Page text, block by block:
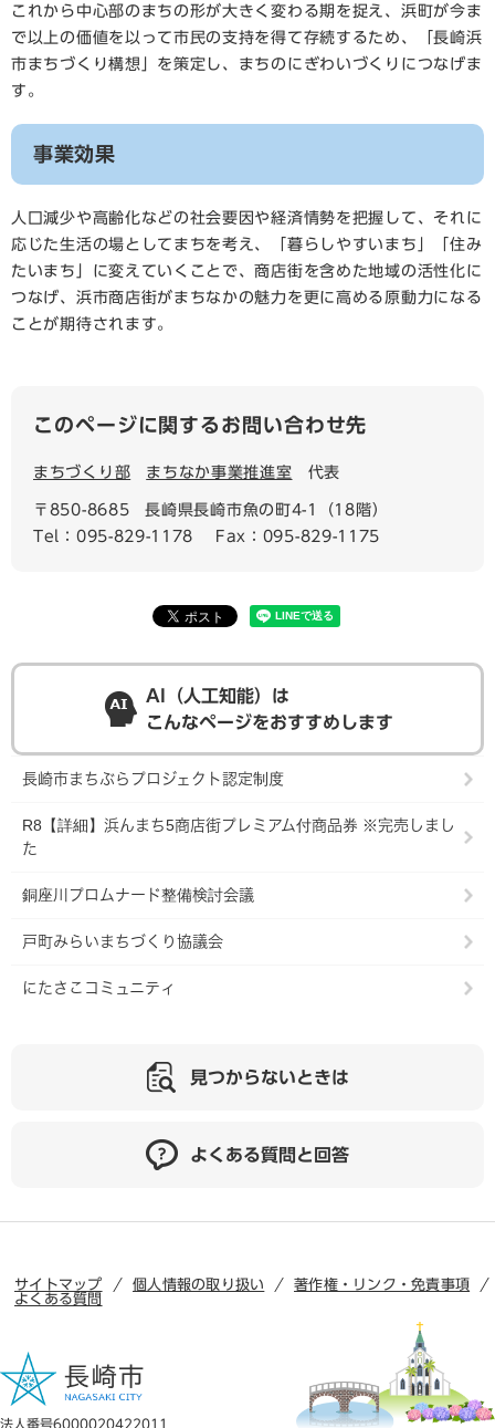
これから中心部のまちの形が大きく変わる期を捉え、浜町が今ま
で以上の価値を以って市民の支持を得て存続するため、「長崎浜
市まちづくり構想」を策定し、まちのにぎわいづくりにつなげま
す。
事業効果
人口減少や高齢化などの社会要因や経済情勢を把握して、それに
応じた生活の場としてまちを考え、「暮らしやすいまち」「住み
たいまち」に変えていくことで、商店街を含めた地域の活性化に
つなげ、浜市商店街がまちなかの魅力を更に高める原動力になる
ことが期待されます。
このページに関するお問い合わせ先
まちづくり部 まちなか事業推進室 代表
〒850-8685
長崎県長崎市魚の町4-1（18階）
Tel：095-829-1178
Fax：095-829-1175
AI（人工知能）は
こんなページをおすすめします
長崎市まちぶらプロジェクト認定制度
R8【詳細】浜んまち5商店街プレミアム付商品券 ※完売しまし
た
銅座川プロムナード整備検討会議
戸町みらいまちづくり協議会
にたさこコミュニティ
見つからないときは
よくある質問と回答
サイトマップ 個人情報の取り扱い
著作権・リンク・免責事項
よくある質問
法人番号6000020422011